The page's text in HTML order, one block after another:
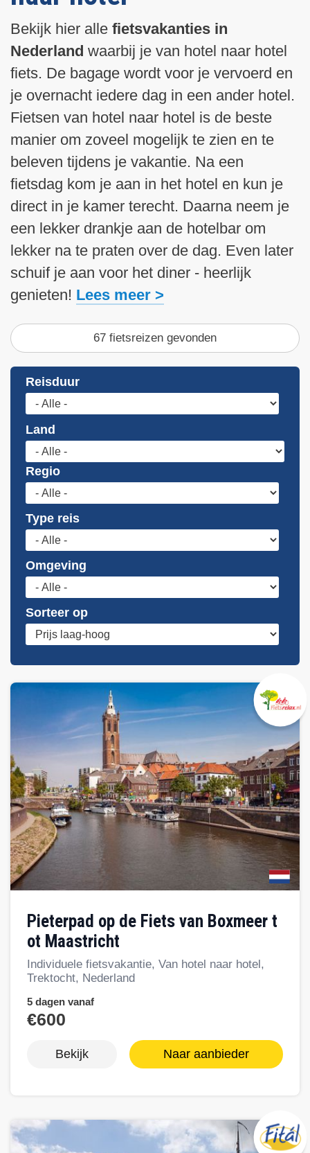
Bekijk hier alle fietsvakanties in
Nederland waarbij je van hotel naar hotel
fiets. De bagage wordt voor je vervoerd en
je overnacht iedere dag in een ander hotel.
Fietsen van hotel naar hotel is de beste
manier om zoveel mogelijk te zien en te
beleven tijdens je vakantie. Na een
fietsdag kom je aan in het hotel en kun je
direct in je kamer terecht. Daarna neem je
een lekker drankje aan de hotelbar om
lekker na te praten over de dag. Even later
schuif je aan voor het diner - heerlijk
genieten! Lees meer
67 fietsreizen gevonden
Reisduur
Land
Regio
Type reis
Omgeving
Sorteer op
Pieterpad op de Fiets van Boxmeer t
ot Maastricht
Individuele fietsvakantie, Van hotel naar hotel,
Trektocht, Nederland
5 dagen vanaf
€600
Bekijk Naar aanbieder